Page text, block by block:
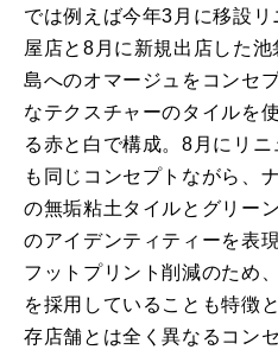
では例えば今年3月に移設
屋店と8月に新規出店した
島へのオマージュをコンセ
なテクスチャーのタイルを
る赤と白で構成。8月にリ
も同じコンセプトながら、
の無垢粘土タイルとグリー
のアイデンティティーを表
フットプリント削減のため
を採用していることも特徴
存店舗とは全く異なるコン